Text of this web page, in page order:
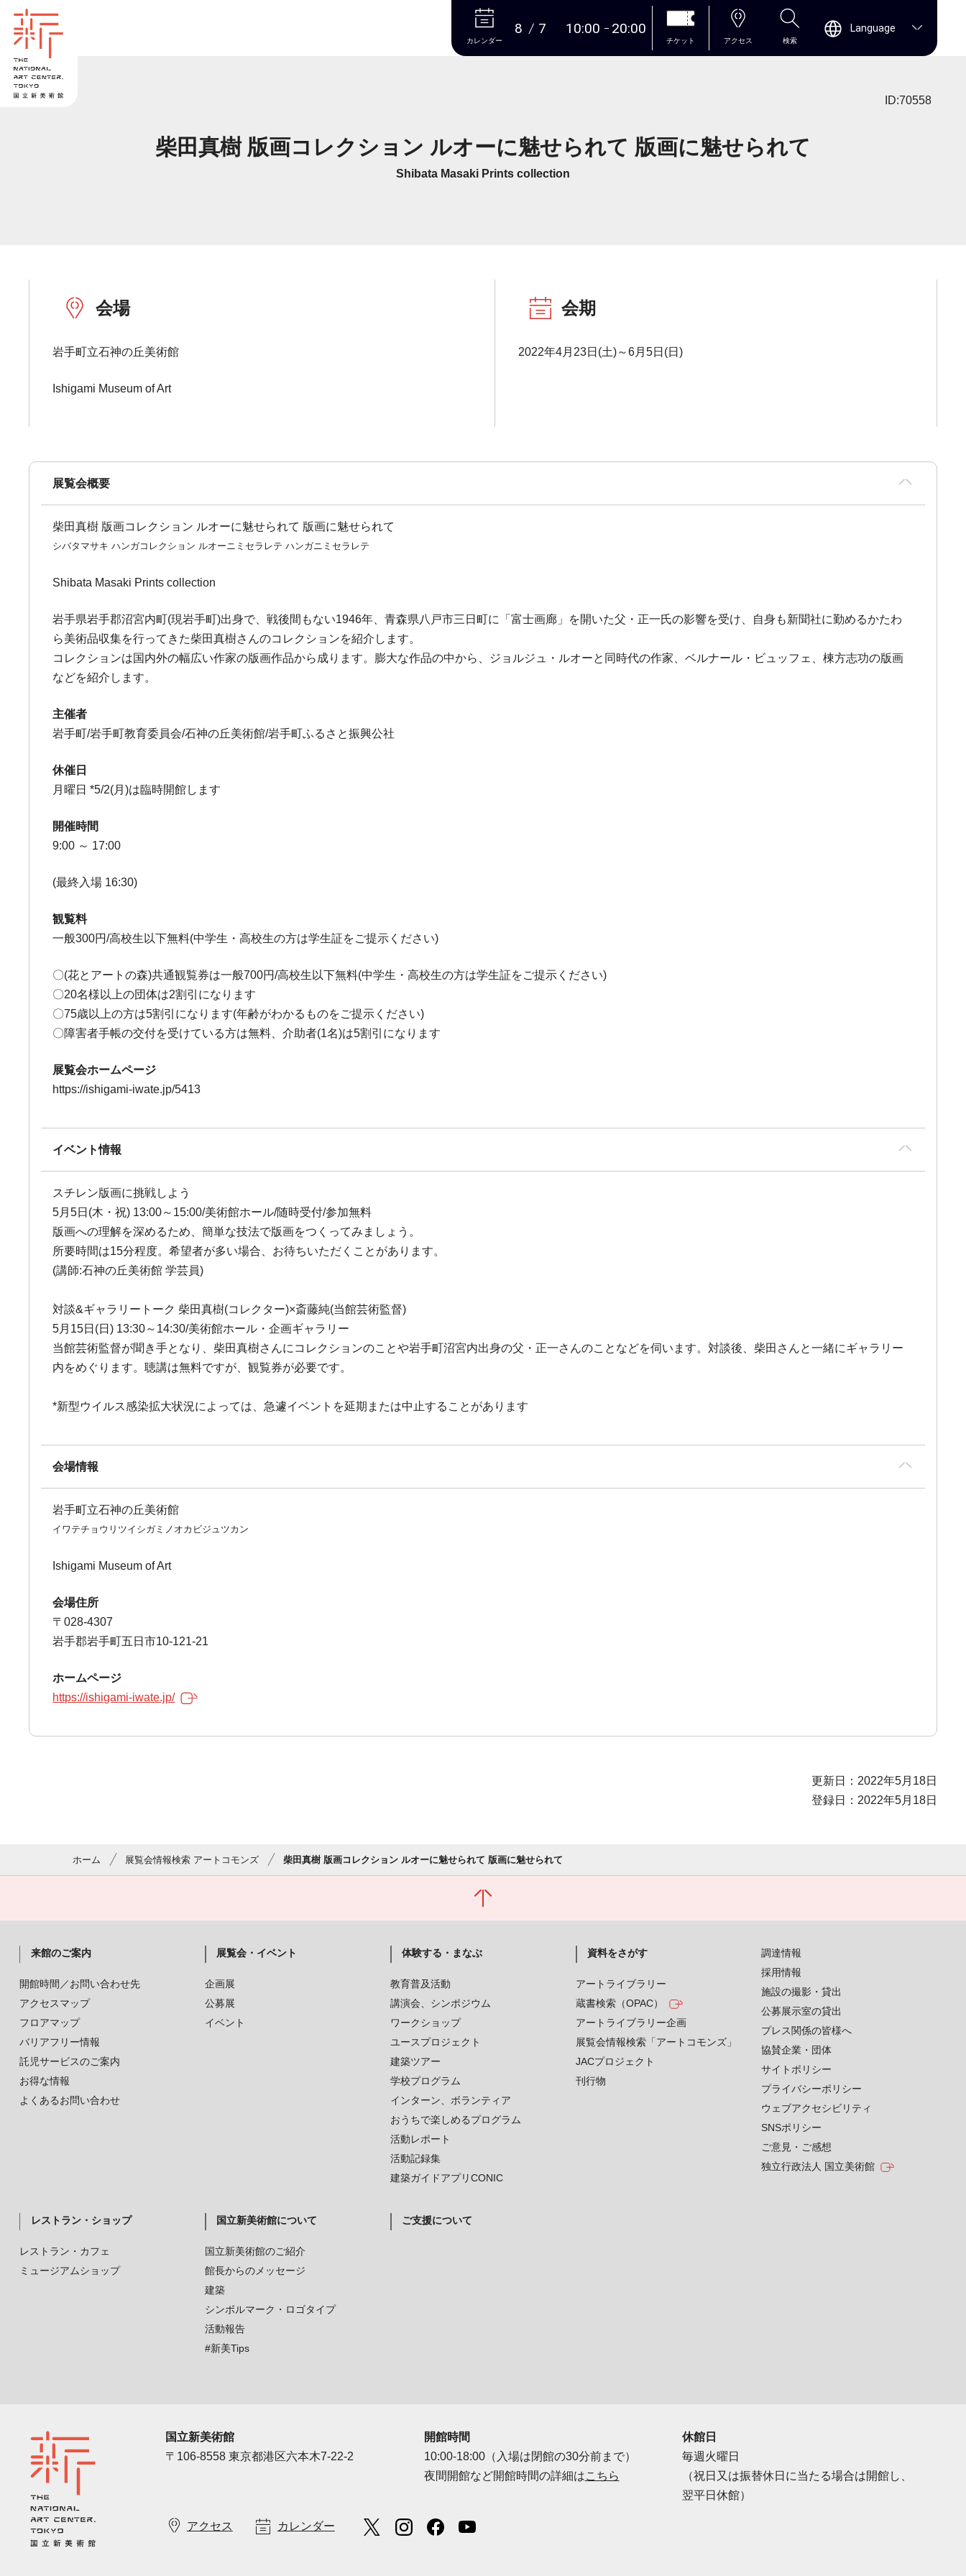
本文へ
カレンダー
8 7 10:00 20:00
チケット アクセス 検索
Language
ID:70558
柴田真樹 版画コレクション ルオーに魅せられて 版画に魅せられて
Shibata Masaki Prints collection
会場
岩手町立石神の丘美術館
Ishigami Museum of Art
会期
2022年4月23日(土)～6月5日(日)
展覧会概要
柴田真樹 版画コレクション ルオーに魅せられて 版画に魅せられて
シバタマサキ ハンガコレクション ルオーニミセラレテ ハンガニミセラレテ
Shibata Masaki Prints collection
岩手県岩手郡沼宮内町(現岩手町)出身で、戦後間もない1946年、青森県八戸市三日町に「富士画廊」を開いた父・正一氏の影響を受け、自身も新聞社に勤めるかたわ
ら美術品収集を行ってきた柴田真樹さんのコレクションを紹介します。
コレクションは国内外の幅広い作家の版画作品から成ります。膨大な作品の中から、ジョルジュ・ルオーと同時代の作家、ベルナール・ビュッフェ、棟方志功の版画
などを紹介します。
主催者
岩手町/岩手町教育委員会/石神の丘美術館/岩手町ふるさと振興公社
休催日
月曜日 *5/2(月)は臨時開館します
開催時間
9:00 ～ 17:00
(最終入場 16:30)
観覧料
一般300円/高校生以下無料(中学生・高校生の方は学生証をご提示ください)
〇(花とアートの森)共通観覧券は一般700円/高校生以下無料(中学生・高校生の方は学生証をご提示ください)
〇20名様以上の団体は2割引になります
〇75歳以上の方は5割引になります(年齢がわかるものをご提示ください)
〇障害者手帳の交付を受けている方は無料、介助者(1名)は5割引になります
展覧会ホームページ
https://ishigami-iwate.jp/5413
イベント情報
スチレン版画に挑戦しよう
5月5日(木・祝) 13:00～15:00/美術館ホール/随時受付/参加無料
版画への理解を深めるため、簡単な技法で版画をつくってみましょう。
所要時間は15分程度。希望者が多い場合、お待ちいただくことがあります。
(講師:石神の丘美術館 学芸員)
対談&ギャラリートーク 柴田真樹(コレクター)×斎藤純(当館芸術監督)
5月15日(日) 13:30～14:30/美術館ホール・企画ギャラリー
当館芸術監督が聞き手となり、柴田真樹さんにコレクションのことや岩手町沼宮内出身の父・正一さんのことなどを伺います。対談後、柴田さんと一緒にギャラリー
内をめぐります。聴講は無料ですが、観覧券が必要です。
*新型ウイルス感染拡大状況によっては、急遽イベントを延期または中止することがあります
会場情報
岩手町立石神の丘美術館
イワテチョウリツイシガミノオカビジュツカン
Ishigami Museum of Art
会場住所
〒028-4307
岩手郡岩手町五日市10-121-21
ホームページ
https://ishigami-iwate.jp/
更新日：2022年5月18日
登録日：2022年5月18日
ホーム 展覧会情報検索 アートコモンズ 柴田真樹 版画コレクション ルオーに魅せられて 版画に魅せられて
来館のご案内
開館時間／お問い合わせ先
アクセスマップ
フロアマップ
バリアフリー情報
託児サービスのご案内
お得な情報
よくあるお問い合わせ
展覧会・イベント
企画展
公募展
イベント
体験する・まなぶ
教育普及活動
講演会、シンポジウム
ワークショップ
ユースプロジェクト
建築ツアー
学校プログラム
インターン、ボランティア
おうちで楽しめるプログラム
活動レポート
活動記録集
建築ガイドアプリCONIC
資料をさがす
アートライブラリー
蔵書検索（OPAC）
アートライブラリー企画
展覧会情報検索「アートコモンズ」
JACプロジェクト
刊行物
レストラン・ショップ
レストラン・カフェ
ミュージアムショップ
国立新美術館について
国立新美術館のご紹介
館長からのメッセージ
建築
シンボルマーク・ロゴタイプ
活動報告
#新美Tips
ご支援について
調達情報
採用情報
施設の撮影・貸出
公募展示室の貸出
プレス関係の皆様へ
協賛企業・団体
サイトポリシー
プライバシーポリシー
ウェブアクセシビリティ
SNSポリシー
ご意見・ご感想
独立行政法人 国立美術館
国立新美術館
〒106-8558 東京都港区六本木7-22-2
開館時間
10:00-18:00（入場は閉館の30分前まで）
夜間開館など開館時間の詳細はこちら
休館日
毎週火曜日
（祝日又は振替休日に当たる場合は開館し、
翌平日休館）
アクセス カレンダー